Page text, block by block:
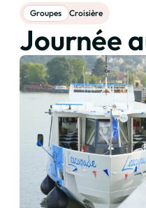
Autour de la Cité des Bateliers
Groupes
Groupes Croisière
Journée